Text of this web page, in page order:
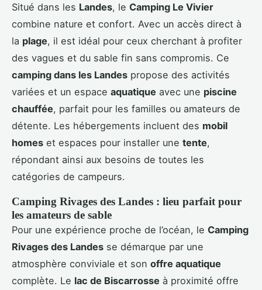
Situé dans les Landes, le Camping Le Vivier
combine nature et confort. Avec un accès direct à
la plage, il est idéal pour ceux cherchant à profiter
des vagues et du sable fin sans compromis. Ce
camping dans les Landes propose des activités
variées et un espace aquatique avec une piscine
chauffée, parfait pour les familles ou amateurs de
détente. Les hébergements incluent des mobil
homes et espaces pour installer une tente,
répondant ainsi aux besoins de toutes les
catégories de campeurs.
Camping Rivages des Landes : lieu parfait pour
les amateurs de sable
Pour une expérience proche de l’océan, le Camping
Rivages des Landes se démarque par une
atmosphère conviviale et son offre aquatique
complète. Le lac de Biscarrosse à proximité offre